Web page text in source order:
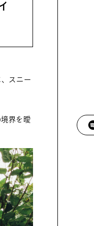
スニー
界を曖